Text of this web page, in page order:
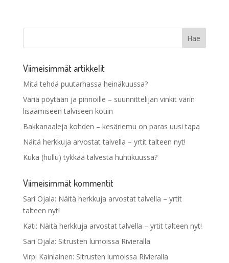
Viimeisimmät artikkelit
Mitä tehdä puutarhassa heinäkuussa?
Väriä pöytään ja pinnoille – suunnittelijan vinkit värin
lisäämiseen talviseen kotiin
Bakkanaaleja kohden – kesäriemu on paras uusi tapa
Näitä herkkuja arvostat talvella – yrtit talteen nyt!
Kuka (hullu) tykkää talvesta huhtikuussa?
Viimeisimmät kommentit
Sari Ojala: Näitä herkkuja arvostat talvella – yrtit
talteen nyt!
Kati: Näitä herkkuja arvostat talvella – yrtit talteen nyt!
Sari Ojala: Sitrusten lumoissa Rivieralla
Virpi Kainlainen: Sitrusten lumoissa Rivieralla